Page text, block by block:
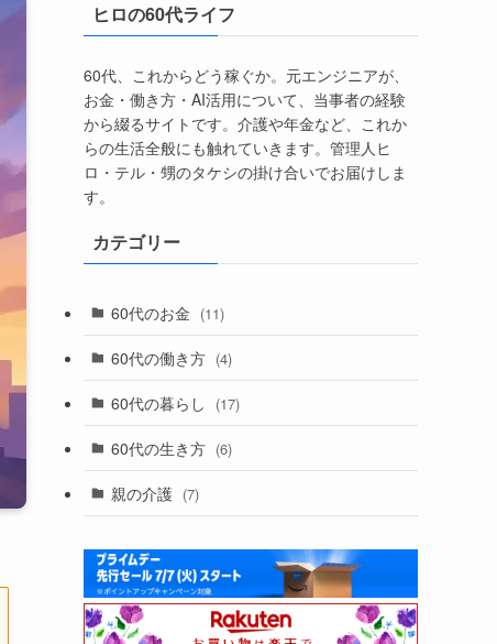
ヒロの60代ライフ
60代、これからどう稼ぐか。元エンジニアが、
お金・働き方・AI活用について、当事者の経験
から綴るサイトです。介護や年金など、これか
らの生活全般にも触れていきます。管理人ヒ
ロ・テル・甥のタケシの掛け合いでお届けしま
す。
カテゴリー
60代のお金 (11)
60代の働き方 (4)
60代の暮らし (17)
60代の生き方 (6)
親の介護 (7)